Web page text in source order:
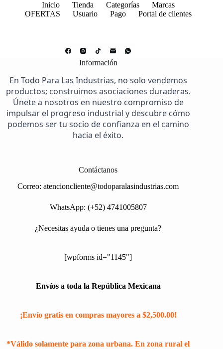
Inicio Tienda Categorías
Marcas
OFERTAS
Usuario Pago Portal de clientes
Información
En Todo Para Las Industrias, no solo vendemos
productos; construimos asociaciones duraderas.
Únete a nosotros en nuestro compromiso de
impulsar el progreso industrial y descubre cómo
podemos ser tu socio de confianza en el camino
hacia el éxito.
Contáctanos
Correo:atencioncliente@todoparalasindustrias.com
WhatsApp: (+52) 4741005807
¿Necesitas ayuda o tienes una pregunta?
[wpforms id="1145"]
Envíos a toda la República Mexicana
¡Envío gratis en compras mayores a $2,500.00!
*Válido solamente para zona urbana. En zona rural el